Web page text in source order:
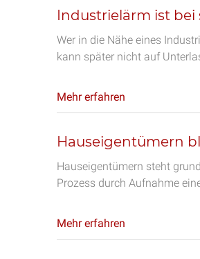
Industrielärm ist
Wer in die Nähe eines
kann später nicht auf
Mehr erfahren
Hauseigentümern
Hauseigentümern steht
Prozess durch Aufnahme
Mehr erfahren